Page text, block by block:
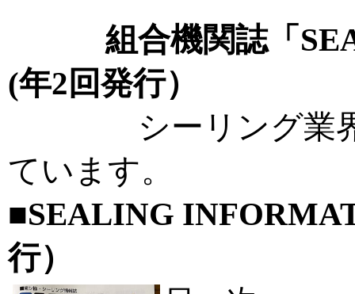
組合機関誌「
(年2回発行）
シーリング業界の
ています。
■SEALING
行）